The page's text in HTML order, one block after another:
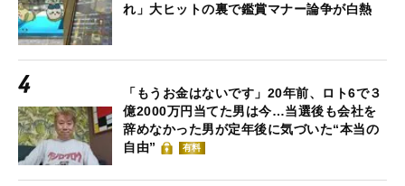
れ」大ヒットの裏で鑑賞マナー論争が白熱
「もうお金はないです」20年前、ロト6で３
億2000万円当てた男は今…当選後も会社を
辞めなかった男が定年後に気づいた“本当の
自由”
有料